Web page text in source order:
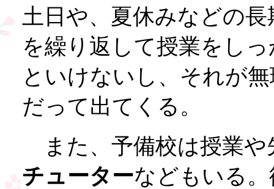
土日や、夏休みなどの
を繰り返して授業をし
といけないし、それが
だって出てくる。
また、予備校は授業や
チューターなどもいる